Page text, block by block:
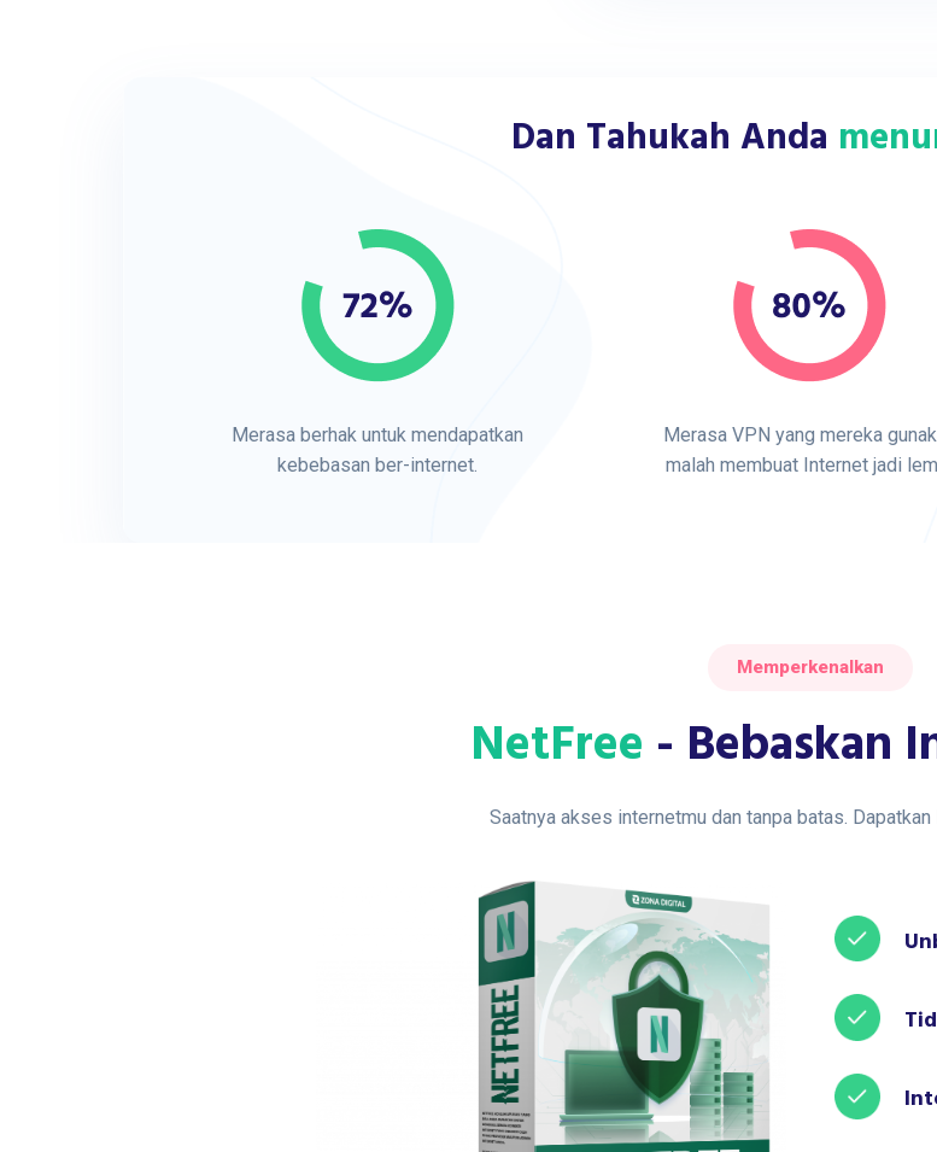
Dan Tahukah Anda
Merasa berhak untuk mendapatkan
kebebasan ber-internet.
Merasa VPN yang mereka
malah membuat Internet jadi
Memperkenalkan
NetFree - Bebaskan
Saatnya akses internetmu dan tanpa batas.